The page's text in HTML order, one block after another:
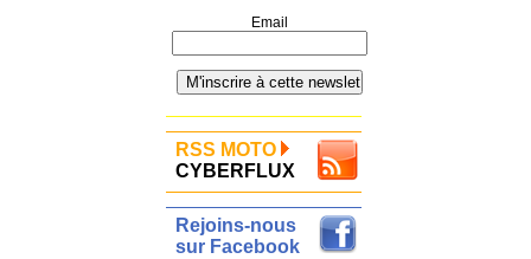
Email
RSS MOTO
CYBERFLUX
Rejoins-nous
sur Facebook